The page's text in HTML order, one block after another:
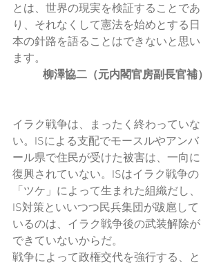
とは、世界の現実を検証することであ
り、それなくして憲法を始めとする日
本の針路を語ることはできないと思い
ます。
柳澤協二（元内閣官房副長官補）
イラク戦争は、まったく終わっていな
い。ISによる支配でモースルやアンバ
ール県で住民が受けた被害は、一向に
復興されていない。ISはイラク戦争の
「ツケ」によって生まれた組織だし、
IS対策といいつつ民兵集団が跋扈して
いるのは、イラク戦争後の武装解除が
できていないからだ。
戦争によって政権交代を強行する、と